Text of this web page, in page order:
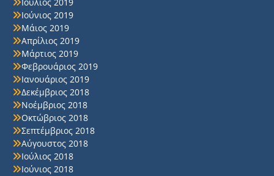
Ιούνιος 2019
Μάιος 2019
Απρίλιος 2019
Μάρτιος 2019
Φεβρουάριος 2019
Ιανουάριος 2019
Δεκέμβριος 2018
Νοέμβριος 2018
Οκτώβριος 2018
Σεπτέμβριος 2018
Αύγουστος 2018
Ιούλιος 2018
Ιούνιος 2018